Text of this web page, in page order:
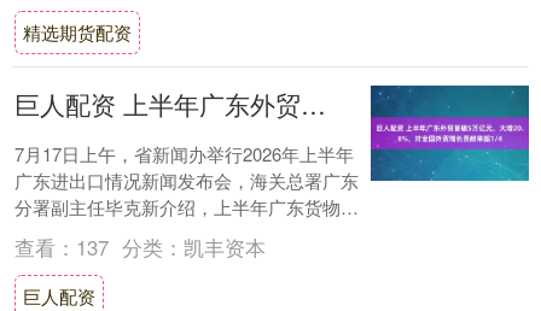
精选期货配资
巨人配资 上半年广东外贸首破5万亿元，大增20.8%，对全国外贸增长贡献率超1/4
7月17日上午，省新闻办举行2026年上半年
广东进出口情况新闻发布会，海关总署广东
分署副主任毕克新介绍，上半年广东货物贸
易进出口5.49万亿元，历史同期首次突破....
查看： 137 分类： 凯丰资本
巨人配资